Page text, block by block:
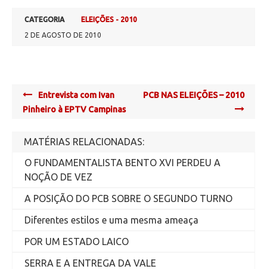
CATEGORIA
ELEIÇÕES - 2010
2 DE AGOSTO DE 2010
Post
navigation
Entrevista com Ivan
Pinheiro à EPTV Campinas
PCB NAS ELEIÇÕES – 2010
MATÉRIAS RELACIONADAS:
O FUNDAMENTALISTA BENTO XVI PERDEU A
NOÇÃO DE VEZ
A POSIÇÃO DO PCB SOBRE O SEGUNDO TURNO
Diferentes estilos e uma mesma ameaça
POR UM ESTADO LAICO
SERRA E A ENTREGA DA VALE